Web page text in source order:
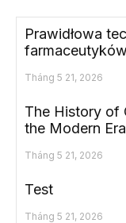
Prawidłowa
Tháng 5 21, 2026
The History of
the Modern
Tháng 5 21, 2026
Test
Tháng 5 21, 2026